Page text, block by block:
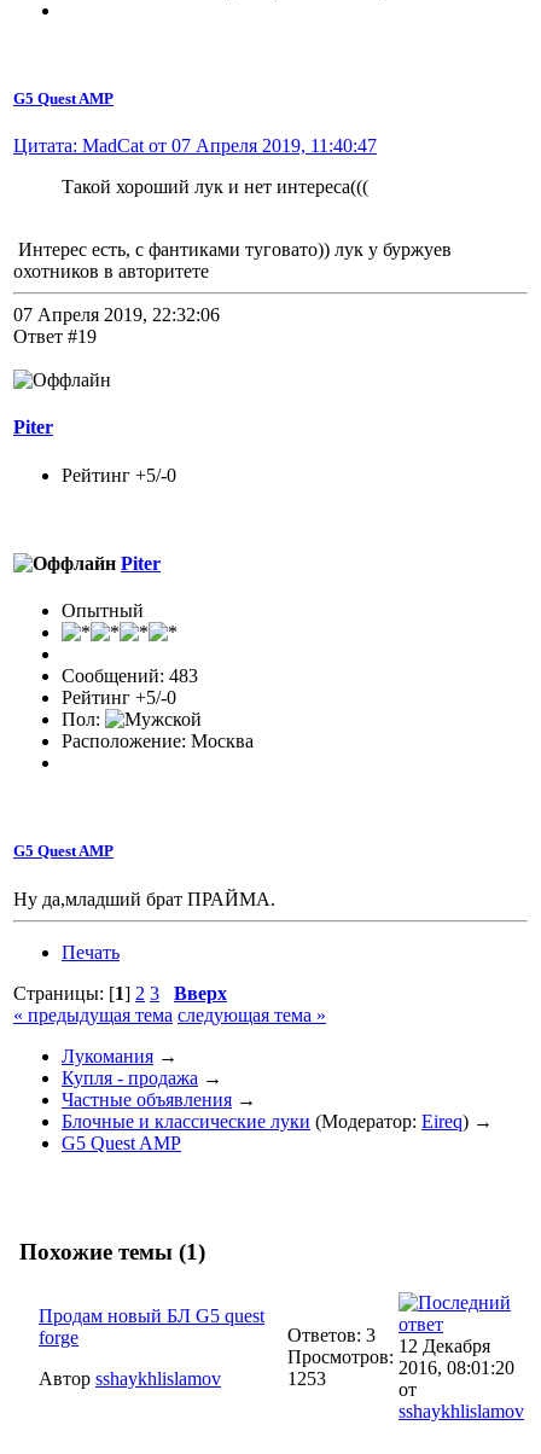
G5 Quest AMP
Цитата: MadCat от 07 Апреля 2019, 11:40:47
Такой хороший лук и нет интереса(((
Интерес есть, с фантиками туговато)) лук у буржуев
охотников в авторитете
07 Апреля 2019, 22:32:06
Ответ #19
Piter
Рейтинг +5/-0
Piter
Опытный
Сообщений: 483
Рейтинг +5/-0
Пол:
Расположение: Москва
G5 Quest AMP
Ну да,младший брат ПРАЙМА.
Печать
Страницы: [1] 2 3
Вверх
« предыдущая тема следующая тема »
Лукомания →
Купля - продажа →
Частные объявления →
Блочные и классические луки (Модератор: Eireq) →
G5 Quest AMP
Похожие темы (1)
Продам новый БЛ G5 quest
forge
Автор sshaykhlislamov
Ответов: 3
Просмотров:
1253
12 Декабря
2016, 08:01:20
от
sshaykhlislamov